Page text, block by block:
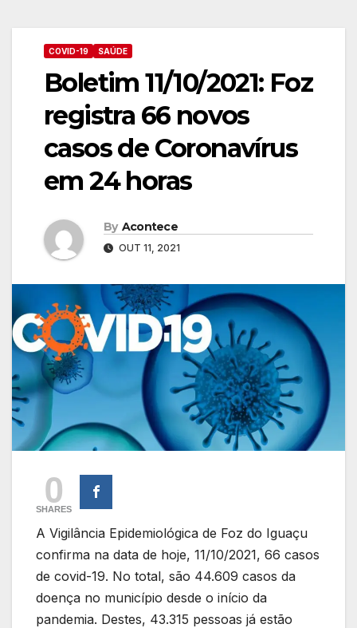
COVID-19 SAÚDE
Boletim 11/10/2021: Foz
registra 66 novos
casos de Coronavírus
em 24 horas
By Acontece
OUT 11, 2021
0
SHARES
A Vigilância Epidemiológica de Foz do Iguaçu
confirma na data de hoje, 11/10/2021, 66 casos
de covid-19. No total, são 44.609 casos da
doença no município desde o início da
pandemia. Destes, 43.315 pessoas já estão